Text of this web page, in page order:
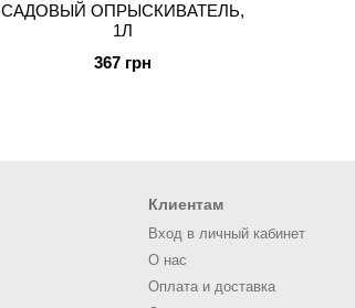
САДОВЫЙ ОПРЫСКИВАТЕЛЬ,
1Л
367 грн
Клиентам
Вход в личный кабинет
О нас
Оплата и доставка